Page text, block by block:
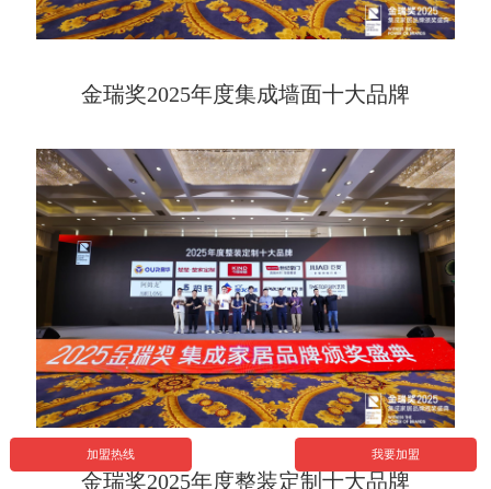
金瑞奖2025年度集成墙面十大品牌
金瑞奖2025年度整装定制十大品牌
加盟热线 我要加盟